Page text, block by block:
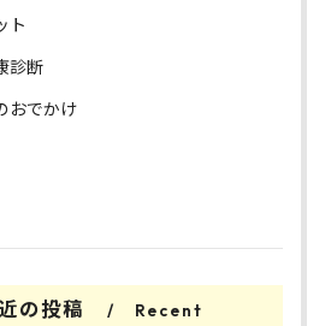
ト
診断
おでかけ
の投稿
Recent